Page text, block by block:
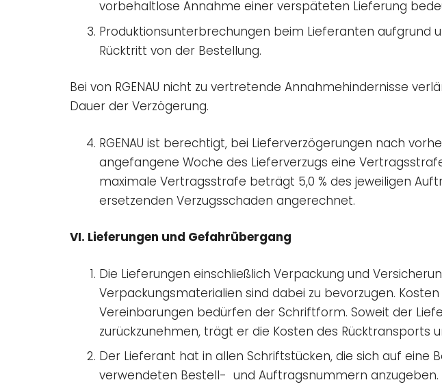
vorbehaltlose Annahme einer verspäteten Lieferung
Produktionsunterbrechungen beim Lieferanten aufgrund
Rücktritt von der Bestellung.
Bei von RGENAU nicht zu vertretende Annahmehindernisse
Dauer der Verzögerung.
RGENAU ist berechtigt, bei Lieferverzögerungen nach
angefangene Woche des Lieferverzugs eine
maximale Vertragsstrafe beträgt 5,0 % des jeweiligen
ersetzenden Verzugsschaden angerechnet.
VI. Lieferungen und Gefahrübergang
Die Lieferungen einschließlich Verpackung und
Verpackungsmaterialien sind dabei zu bevorzugen.
Vereinbarungen bedürfen der Schriftform. Soweit der
zurückzunehmen, trägt er die Kosten des Rücktransports
Der Lieferant hat in allen Schriftstücken, die sich auf eine
verwendeten Bestell- und Auftragsnummern anzugeben.